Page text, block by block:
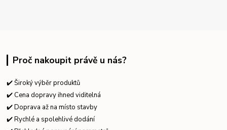
Proč nakoupit právě u nás?
✔️ Široký výběr produktů
✔️ Cena dopravy ihned viditelná
✔️ Doprava až na místo stavby
✔️ Rychlé a spolehlivé dodání